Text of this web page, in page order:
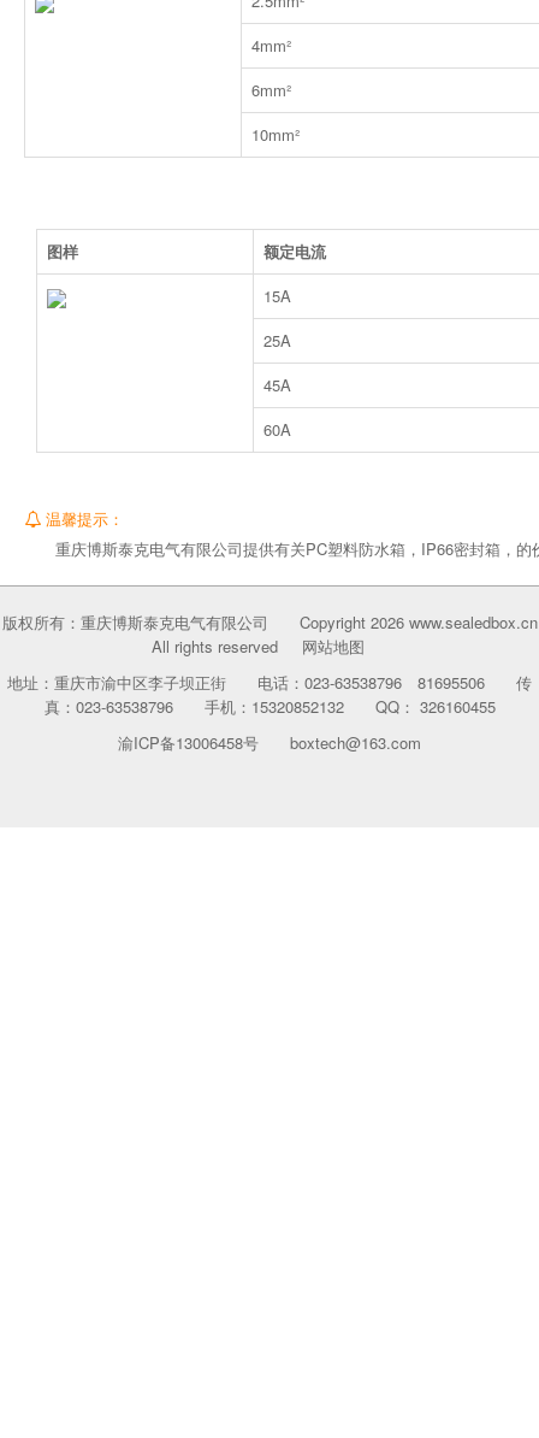
4mm²
6mm²
10mm²
图样
额定电流
15A
25A
45A
60A
温馨提示：
重庆博斯泰克电气有限公司提供有关PC塑料防水箱，IP66密封箱，
版权所有：重庆博斯泰克电气有限公司 Copyright 2026 www.sealedbox.cn
All rights reserved
网站地图
地址：重庆市渝中区李子坝正街 电话：023-63538796 81695506 传
真：023-63538796 手机：15320852132 QQ： 326160455
渝ICP备13006458号 boxtech@163.com